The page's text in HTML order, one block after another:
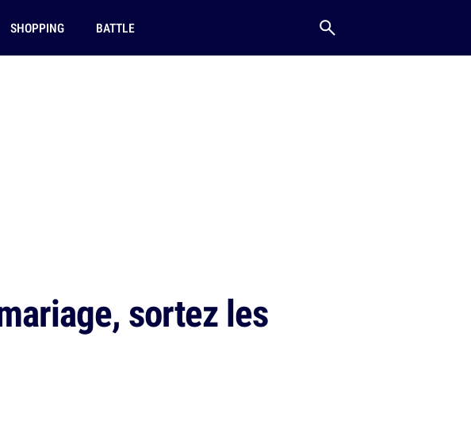
SHOPPING BATTLE
sortez les